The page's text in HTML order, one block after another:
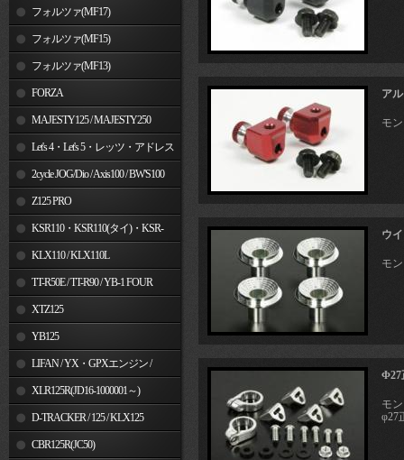
フォルツァ(MF17)
フォルツァ(MF15)
フォルツァ(MF13)
FORZA
MAJESTY125 / MAJESTY250
Let's 4・Let's 5・レッツ・アドレス
V50 2cycle JOG/Dio / Axis100 / BW'S100
Z125 PRO
KSR110・KSR110(タイ)・KSR-
I/II・KSR PRO
KLX110 / KLX110L
TT-R50E / TT-R90 / YB-1 FOUR
XTZ125
YB125
LIFAN / YX・GPXエンジン /
JinchengXLR125R(JD16-1000001～)
D-TRACKER / 125 / KLX125
CBR125R(JC50)
ア
モ
ウ
モ
Φ27
モ
φ27